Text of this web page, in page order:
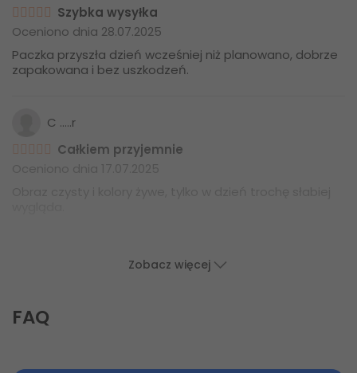
Szybka wysyłka
Oceniono dnia 28.07.2025
Paczka przyszła dzień wcześniej niż planowano, dobrze
zapakowana i bez uszkodzeń.
C .....r
Całkiem przyjemnie
Oceniono dnia 17.07.2025
Zobacz więcej
FAQ